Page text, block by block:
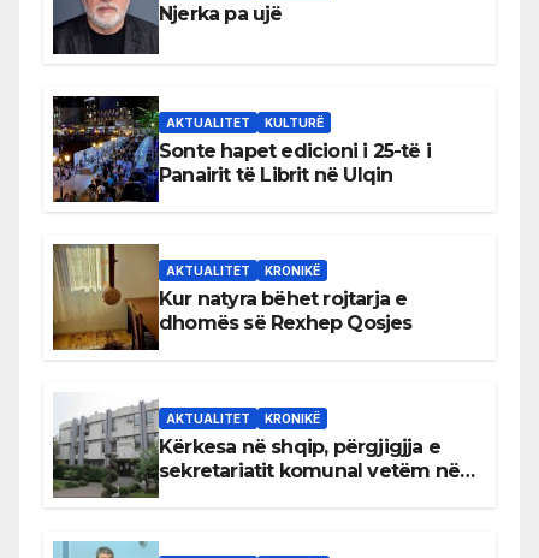
Njerka pa ujë
AKTUALITET KULTURË
Sonte hapet edicioni i 25-të i
Panairit të Librit në Ulqin
AKTUALITET KRONIKË
Kur natyra bëhet rojtarja e
dhomës së Rexhep Qosjes
AKTUALITET KRONIKË
Kërkesa në shqip, përgjigjja e
sekretariatit komunal vetëm në